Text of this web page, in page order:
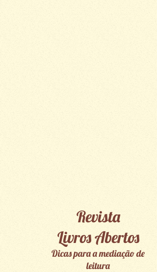
Revista
Livros Abertos
Dicas para a mediação de
leitura